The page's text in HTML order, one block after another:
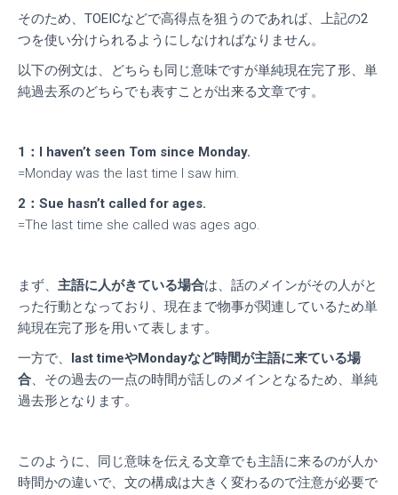
そのため、TOEICなどで高得点を狙うのであれば、上記の2
つを使い分けられるようにしなければなりません。
以下の例文は、どちらも同じ意味ですが単純現在完了形、単
純過去系のどちらでも表すことが出来る文章です。
1：I haven’t seen Tom since Monday.
=Monday was the last time I saw him.
2：Sue hasn’t called for ages.
=The last time she called was ages ago.
まず、 主語に人がきている場合は、話のメインがその人がと
った行動となっており、現在まで物事が関連しているため単
純現在完了形を用いて表します。
一方で、 last timeやMondayなど時間が主語に来ている場
合、その過去の一点の時間が話しのメインとなるため、単純
過去形となります。
このように、同じ意味を伝える文章でも主語に来るのが人か
時間かの違いで、文の構成は大きく変わるので注意が必要で